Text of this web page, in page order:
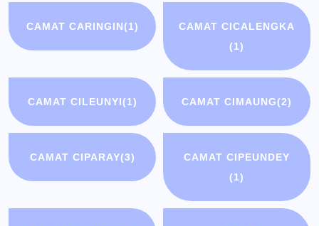
CAMAT CARINGIN(1)
CAMAT CICALENGKA
(1)
CAMAT CILEUNYI(1) CAMAT CIMAUNG(2)
CAMAT CIPARAY(3)
CAMAT CIPEUNDEY
(1)